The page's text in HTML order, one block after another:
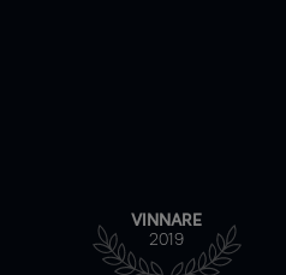
VINNARE
2019